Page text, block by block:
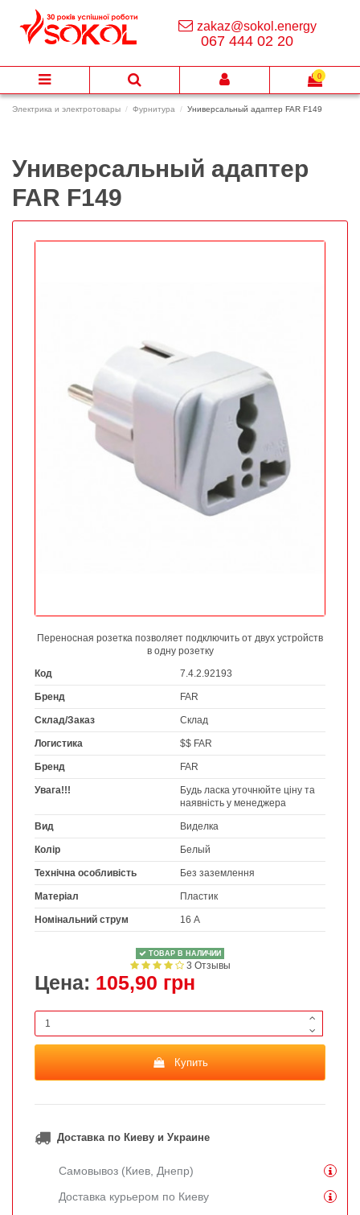
Электрика и электротовары Фурнитура Универсальный адаптер FAR F149
Универсальный адаптер
FAR F149
Переносная розетка позволяет подключить от двух устройств
в одну розетку
Код
7.4.2.92193
Бренд FAR
Склад/Заказ Склад
Логистика $$ FAR
Бренд FAR
Увага!!!
Будь ласка уточнюйте ціну та
наявність у менеджера
Вид Виделка
Колір Белый
Технічна особливість Без заземлення
Матеріал Пластик
Номінальний струм 16 А
ТОВАР В НАЛИЧИИ
3 Отзывы
Цена: 105,90 грн
Купить
Доставка по Киеву и Украине
Самовывоз (Киев, Днепр)
Доставка курьером по Киеву
zakaz@sokol.energy
067 444 02 20
0